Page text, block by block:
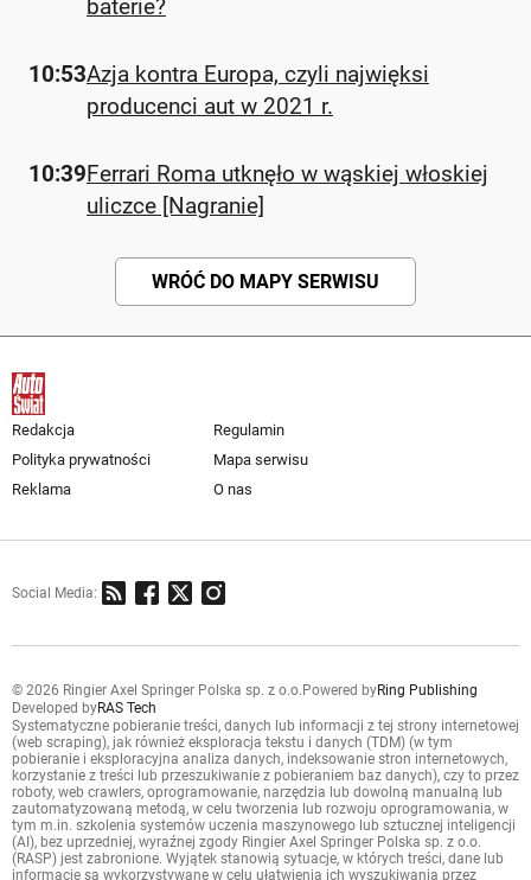
baterie?
10:53Azja kontra Europa, czyli najwięksi
producenci aut w 2021 r.
10:39Ferrari Roma utknęło w wąskiej włoskiej
uliczce [Nagranie]
WRÓĆ DO MAPY SERWISU
Redakcja
Regulamin
Polityka prywatności
Mapa serwisu
Reklama
O nas
Social Media:
© 2026 Ringier Axel Springer Polska sp. z o.o. Powered byRing Publishing
Developed byRAS Tech
Systematyczne pobieranie treści, danych lub informacji z tej strony internetowej
(web scraping), jak również eksploracja tekstu i danych (TDM) (w tym
pobieranie i eksploracyjna analiza danych, indeksowanie stron internetowych,
korzystanie z treści lub przeszukiwanie z pobieraniem baz danych), czy to przez
roboty, web crawlers, oprogramowanie, narzędzia lub dowolną manualną lub
zautomatyzowaną metodą, w celu tworzenia lub rozwoju oprogramowania, w
tym m.in. szkolenia systemów uczenia maszynowego lub sztucznej inteligencji
(AI), bez uprzedniej, wyraźnej zgody Ringier Axel Springer Polska sp. z o.o.
(RASP) jest zabronione. Wyjątek stanowią sytuacje, w których treści, dane lub
informacje są wykorzystywane w celu ułatwienia ich wyszukiwania przez